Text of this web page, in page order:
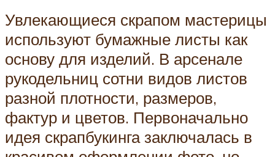
Увлекающиеся скрапом мастерицы
используют бумажные листы как
основу для изделий. В арсенале
рукодельниц сотни видов листов
разной плотности, размеров,
фактур и цветов. Первоначально
идея скрапбукинга заключалась в